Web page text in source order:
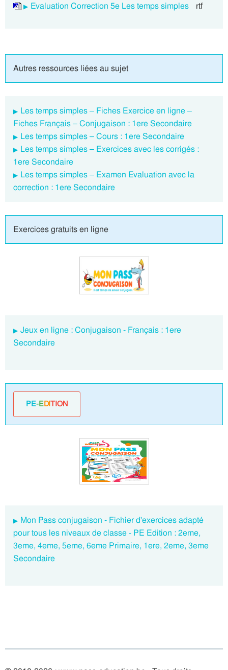
Evaluation Correction 5e Les temps simples rtf
Autres ressources liées au sujet
Les temps simples – Fiches Exercice en ligne –
Fiches Français – Conjugaison : 1ere Secondaire
Les temps simples – Cours : 1ere Secondaire
Les temps simples – Exercices avec les corrigés :
1ere Secondaire
Les temps simples – Examen Evaluation avec la
correction : 1ere Secondaire
Exercices gratuits en ligne
Jeux en ligne : Conjugaison - Français : 1ere
Secondaire
PE-EDITION
Mon Pass conjugaison - Fichier d'exercices adapté
pour tous les niveaux de classe - PE Edition : 2eme,
3eme, 4eme, 5eme, 6eme Primaire, 1ere, 2eme, 3eme
Secondaire